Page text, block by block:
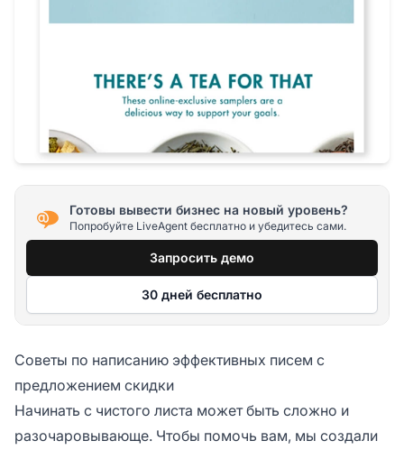
Готовы вывести бизнес на новый уровень?
Попробуйте LiveAgent бесплатно и убедитесь сами.
Запросить демо
30 дней бесплатно
Советы по написанию эффективных писем с
предложением скидки
Начинать с чистого листа может быть сложно и
разочаровывающе. Чтобы помочь вам, мы создали